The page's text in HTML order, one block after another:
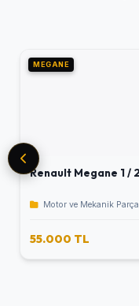
MEGANE
Renault Megane 1 /
Motor ve Mekanik
55.000 TL